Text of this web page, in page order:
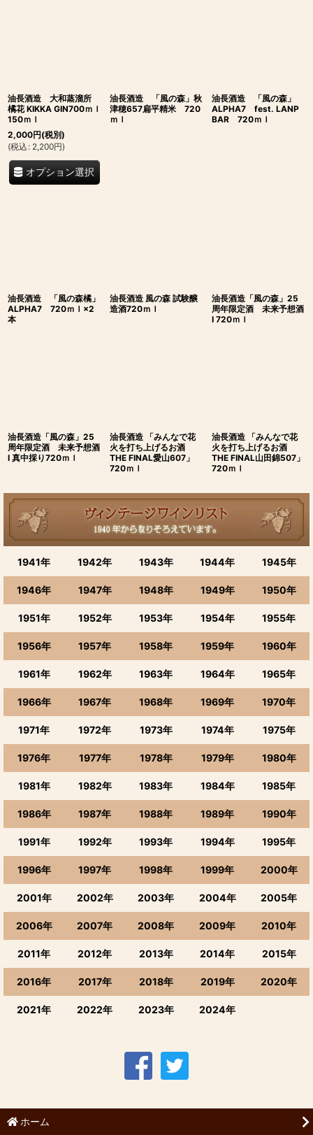
油長酒造 大和蒸溜所
橘花 KIKKA GIN700ｍｌ
150ｍｌ
2,000円(税別)
(税込 : 2,200円)
オプション選択
油長酒造 「風の森」秋
津穂657扁平精米 720
ｍｌ
油長酒造 「風の森」
ALPHA7 fest. LANP
BAR 720ｍｌ
油長酒造 「風の森橘」
ALPHA7 720ｍｌ×2
本
油長酒造 風の森 試験醸
造酒720ｍｌ
油長酒造「風の森」25
周年限定酒 未来予想酒
I 720ｍｌ
油長酒造「風の森」25
周年限定酒 未来予想酒
I 真中採り720ｍｌ
油長酒造 「みんなで花
火を打ち上げるお酒
THE FINAL愛山607」
720ｍｌ
油長酒造 「みんなで花
火を打ち上げるお酒
THE FINAL山田錦507」
720ｍｌ
1941年 1942年 1943年 1944年 1945年
1946年 1947年 1948年 1949年 1950年
1951年 1952年 1953年 1954年 1955年
1956年 1957年 1958年 1959年 1960年
1961年 1962年 1963年 1964年 1965年
1966年 1967年 1968年 1969年 1970年
1971年 1972年 1973年 1974年 1975年
1976年 1977年 1978年 1979年 1980年
1981年 1982年 1983年 1984年 1985年
1986年 1987年 1988年 1989年 1990年
1991年 1992年 1993年 1994年 1995年
1996年 1997年 1998年 1999年 2000年
2001年 2002年 2003年 2004年 2005年
2006年 2007年 2008年 2009年 2010年
2011年 2012年 2013年 2014年 2015年
2016年 2017年 2018年 2019年 2020年
2021年 2022年 2023年 2024年
ホーム